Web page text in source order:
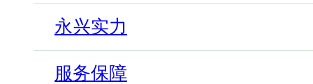
永兴实力
服务保障